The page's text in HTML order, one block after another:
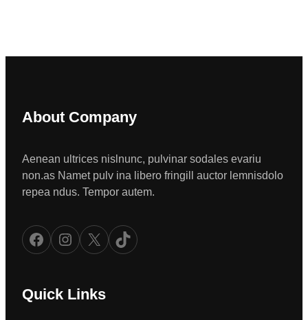
About Company
Aenean ultrices nislnunc, pulvinar sodales evariu
non.as Namet pulv ina libero fringill auctor lemnisdolo
repea ndus. Tempor autem.
Facebook Instagram X TikTok
Quick Links